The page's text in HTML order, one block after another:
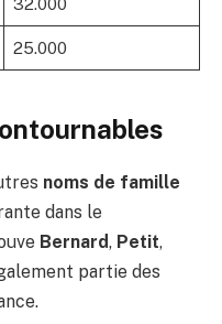
32.000
25.000
noms de famille
dans le
Bernard, Petit,
partie des